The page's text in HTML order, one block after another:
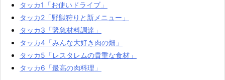
タッカ1「お使いドライブ」
タッカ2「野獣狩りと新メニュー」
タッカ3「緊急材料調達」
タッカ4「みんな大好き肉の畑」
タッカ5「レスタレムの貴重な食材」
タッカ6「最高の肉料理」